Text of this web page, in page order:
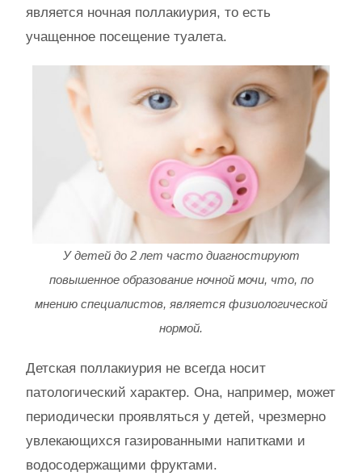
является ночная поллакиурия, то есть
учащенное посещение туалета.
У детей до 2 лет часто диагностируют
повышенное образование ночной мочи, что, по
мнению специалистов, является физиологической
нормой.
Детская поллакиурия не всегда носит
патологический характер. Она, например, может
периодически проявляться у детей, чрезмерно
увлекающихся газированными напитками и
водосодержащими фруктами.